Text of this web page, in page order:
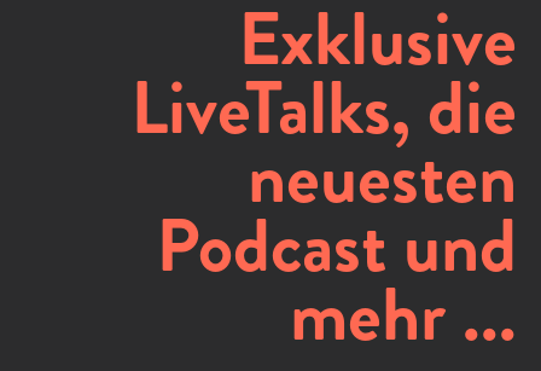
Exklusive
LiveTalks, die
neuesten
Podcast und
mehr ...